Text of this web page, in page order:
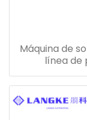
Máquina de
línea de